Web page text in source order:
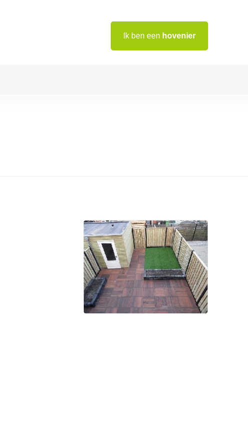
Ik ben een hovenier